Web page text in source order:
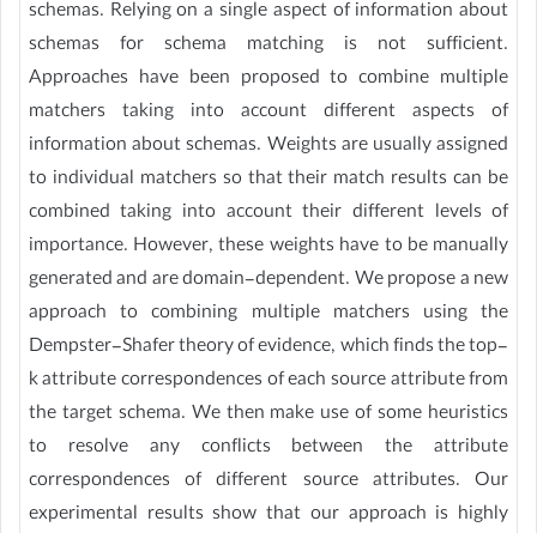
schemas. Relying on a single aspect of information about
schemas for schema matching is not sufficient.
Approaches have been proposed to combine multiple
matchers taking into account different aspects of
information about schemas. Weights are usually assigned
to individual matchers so that their match results can be
combined taking into account their different levels of
importance. However, these weights have to be manually
generated and are domain-dependent. We propose a new
approach to combining multiple matchers using the
Dempster-Shafer theory of evidence, which finds the top-
k attribute correspondences of each source attribute from
the target schema. We then make use of some heuristics
to resolve any conflicts between the attribute
correspondences of different source attributes. Our
experimental results show that our approach is highly